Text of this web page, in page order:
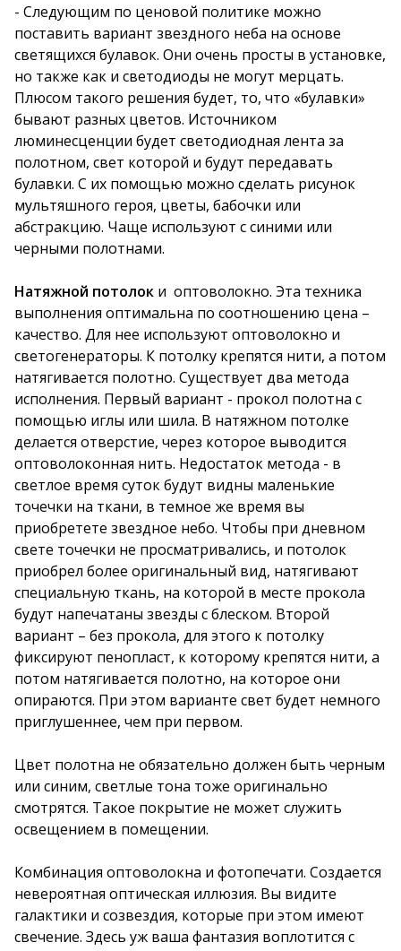
- Следующим по ценовой политике можно
поставить вариант звездного неба на основе
светящихся булавок. Они очень просты в установке,
но также как и светодиоды не могут мерцать.
Плюсом такого решения будет, то, что «булавки»
бывают разных цветов. Источником
люминесценции будет светодиодная лента за
полотном, свет которой и будут передавать
булавки. С их помощью можно сделать рисунок
мультяшного героя, цветы, бабочки или
абстракцию. Чаще используют с синими или
черными полотнами.
Натяжной потолок и оптоволокно. Эта техника
выполнения оптимальна по соотношению цена –
качество. Для нее используют оптоволокно и
светогенераторы. К потолку крепятся нити, а потом
натягивается полотно. Существует два метода
исполнения. Первый вариант - прокол полотна с
помощью иглы или шила. В натяжном потолке
делается отверстие, через которое выводится
оптоволоконная нить. Недостаток метода - в
светлое время суток будут видны маленькие
точечки на ткани, в темное же время вы
приобретете звездное небо. Чтобы при дневном
свете точечки не просматривались, и потолок
приобрел более оригинальный вид, натягивают
специальную ткань, на которой в месте прокола
будут напечатаны звезды с блеском. Второй
вариант – без прокола, для этого к потолку
фиксируют пенопласт, к которому крепятся нити, а
потом натягивается полотно, на которое они
опираются. При этом варианте свет будет немного
приглушеннее, чем при первом.
Цвет полотна не обязательно должен быть черным
или синим, светлые тона тоже оригинально
смотрятся. Такое покрытие не может служить
освещением в помещении.
Комбинация оптоволокна и фотопечати. Создается
невероятная оптическая иллюзия. Вы видите
галактики и созвездия, которые при этом имеют
свечение. Здесь уж ваша фантазия воплотится с